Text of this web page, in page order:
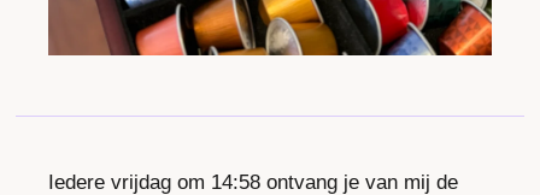
Iedere vrijdag om 14:58 ontvang je van mij de